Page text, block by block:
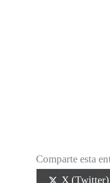
Comparte esta
Compartir
X (Twitter)